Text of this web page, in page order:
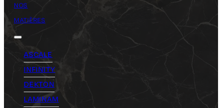
NOS
MATIÈRES
ASCALE
INFINITY
DEKTON
LAMINAM